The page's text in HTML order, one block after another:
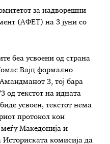
за надворешни
(АФЕТ) на 3 јуни со
беа усвоени од страна
Вајц формално
3, тој бара
од текстот на идната
усвоен, текстот нема
протокол кон
меѓу Македонија и
Историската комисија да